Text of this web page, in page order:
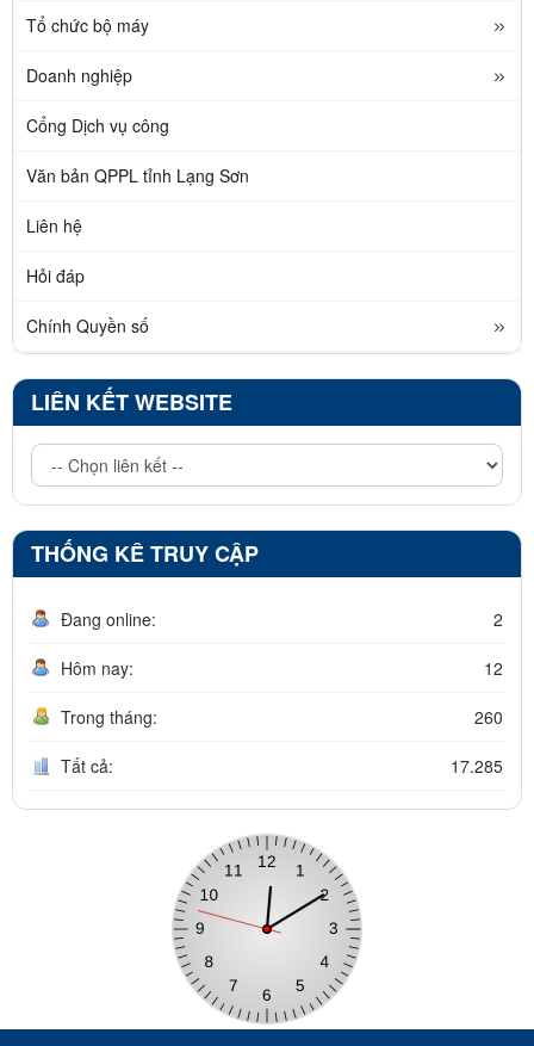
Tổ chức bộ máy
Doanh nghiệp
Cổng Dịch vụ công
Văn bản QPPL tỉnh Lạng Sơn
Liên hệ
Hỏi đáp
Chính Quyền số
LIÊN KẾT WEBSITE
THỐNG KÊ TRUY CẬP
Đang online: 2
Hôm nay: 12
Trong tháng: 260
Tất cả: 17.285